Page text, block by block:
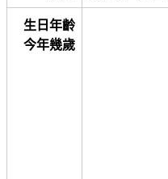
生日年齡
今年幾歲